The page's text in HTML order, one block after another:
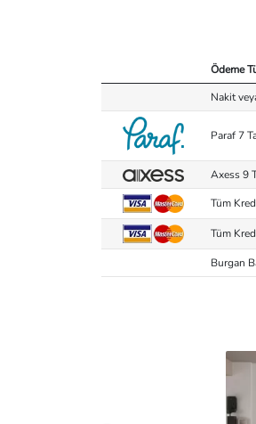
Ödeme
Nakit
Paraf 7
Axess 9
Tüm
Tüm
Burgan